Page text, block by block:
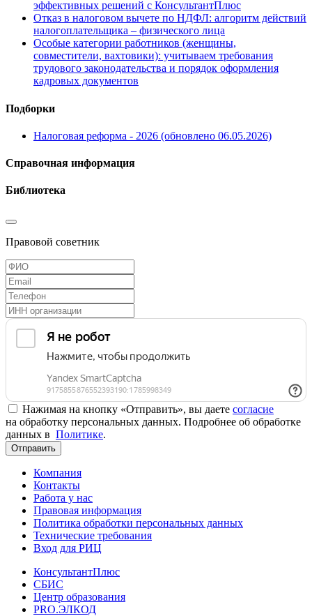
эффективных решений с КонсультантПлюс
Отказ в налоговом вычете по НДФЛ: алгоритм действий
налогоплательщика – физического лица
Особые категории работников (женщины,
совместители, вахтовики): учитываем требования
трудового законодательства и порядок оформления
кадровых документов
Подборки
Налоговая реформа - 2026 (обновлено 06.05.2026)
Справочная информация
Библиотека
Правовой советник
Нажимая на кнопку «Отправить», вы даете согласие
на обработку персональных данных. Подробнее об обработке
данных в Политике.
Отправить
Компания
Контакты
Работа у нас
Правовая информация
Политика обработки персональных данных
Технические требования
Вход для РИЦ
КонсультантПлюс
СБИС
Центр образования
PRO.ЭЛКОД